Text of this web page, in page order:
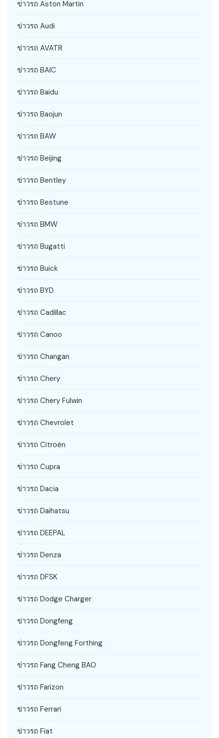
ข่าวรถ Aston Martin
ข่าวรถ Audi
ข่าวรถ AVATR
ข่าวรถ BAIC
ข่าวรถ Baidu
ข่าวรถ Baojun
ข่าวรถ BAW
ข่าวรถ Beijing
ข่าวรถ Bentley
ข่าวรถ Bestune
ข่าวรถ BMW
ข่าวรถ Bugatti
ข่าวรถ Buick
ข่าวรถ BYD
ข่าวรถ Cadillac
ข่าวรถ Canoo
ข่าวรถ Changan
ข่าวรถ Chery
ข่าวรถ Chery Fulwin
ข่าวรถ Chevrolet
ข่าวรถ Citroën
ข่าวรถ Cupra
ข่าวรถ Dacia
ข่าวรถ Daihatsu
ข่าวรถ DEEPAL
ข่าวรถ Denza
ข่าวรถ DFSK
ข่าวรถ Dodge Charger
ข่าวรถ Dongfeng
ข่าวรถ Dongfeng Forthing
ข่าวรถ Fang Cheng BAO
ข่าวรถ Farizon
ข่าวรถ Ferrari
ข่าวรถ Fiat